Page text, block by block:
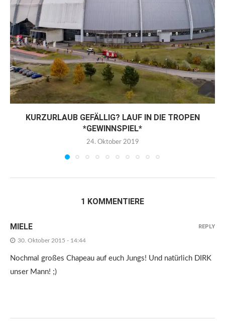
KURZURLAUB GEFÄLLIG? LAUF IN DIE TROPEN
*GEWINNSPIEL*
24. Oktober 2019
1 KOMMENTIERE
MIELE
30. Oktober 2015 - 14:44
Nochmal großes Chapeau auf euch Jungs! Und natürlich DIRK
unser Mann! ;)
REPLY